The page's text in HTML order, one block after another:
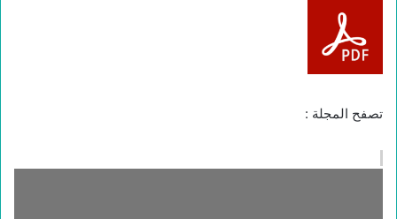
تصفح المجلة :